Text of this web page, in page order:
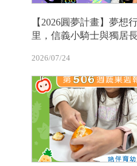
【2026圓夢計畫】夢想
里，信義小騎士與獨居
2026/07/24